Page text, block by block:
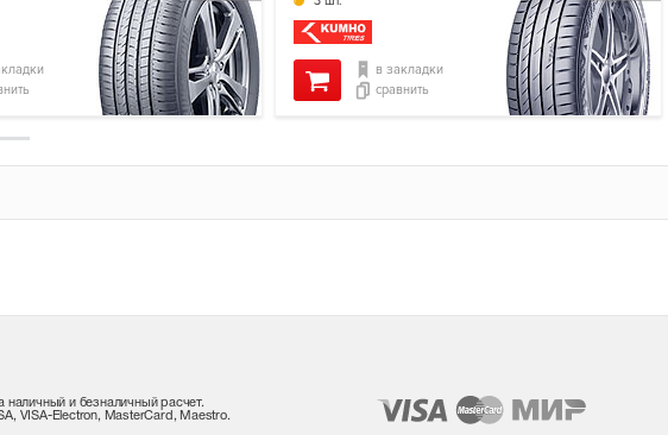
в закладки
сравнить
наличный и безналичный расчет.
VISA-Electron, MasterCard, Maestro.